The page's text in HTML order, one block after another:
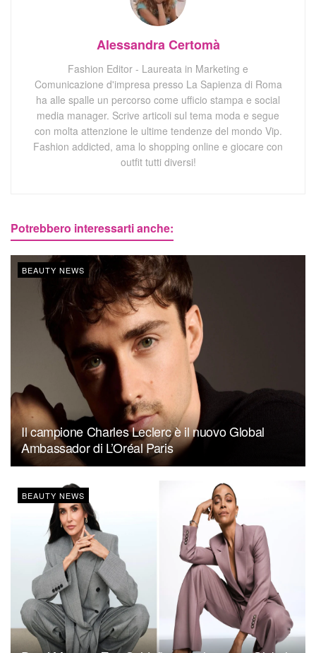
Alessandra Certomà
Fashion Editor - Laureata in Marketing e
Comunicazione d'impresa presso La Sapienza di Roma
ha alle spalle un percorso come ufficio stampa e social
media manager. Scrive articoli sul tema moda e segue
con molta attenzione le ultime tendenze del mondo Vip.
Fashion addicted, ama lo shopping online e giocare con
outfit tutti diversi!
Potrebbero interessarti anche:
BEAUTY NEWS
Il campione Charles Leclerc è il nuovo Global
Ambassador di L’Oréal Paris
BEAUTY NEWS